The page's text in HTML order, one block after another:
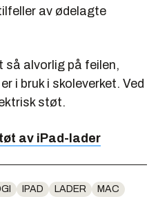
av ødelagte
så alvorlig på feilen,
i bruk i skoleverket. Ved
støt.
av iPad-lader
IPAD LADER
MAC